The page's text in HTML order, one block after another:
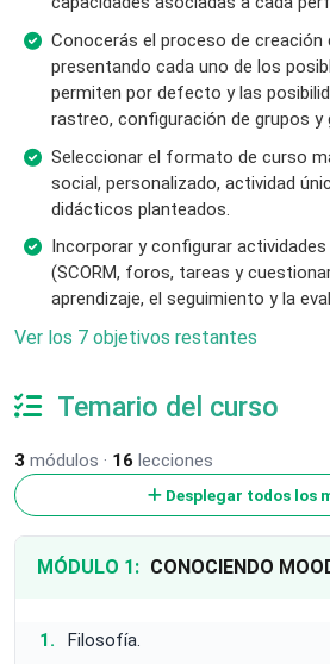
Conocerás el proceso de creación
presentando cada uno de los
permiten por defecto y las
rastreo, configuración de grupos y
Seleccionar el formato de curso
social, personalizado, actividad
didácticos planteados.
Incorporar y configurar
(SCORM, foros, tareas y
aprendizaje, el seguimiento y la
Ver los 7 objetivos restantes
Temario del curso
3 módulos · 16 lecciones
Desplegar todos los
MÓDULO 1: CONOCIENDO
Filosofía.